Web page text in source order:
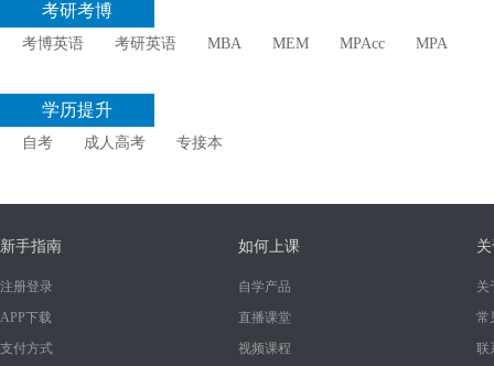
考研考博
考博英语 考研英语 MBA MEM MPAcc MPA
学历提升
自考 成人高考 专接本
新手指南
注册登录
APP下载
支付方式
如何上课
自学产品
直播课堂
视频课程
关
常
联